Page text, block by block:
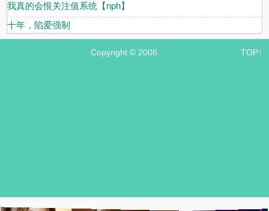
我真的会恨关注值系统【nph】
十年，陷爱强制
Copyright © 2006 TOP↑